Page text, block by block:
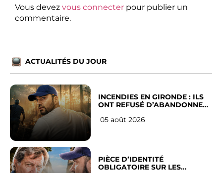
Vous devez vous connecter pour publier un
commentaire.
ACTUALITÉS DU JOUR
INCENDIES EN GIRONDE : ILS
ONT REFUSÉ D’ABANDONNER
05 août 2026
PIÈCE D’IDENTITÉ
OBLIGATOIRE SUR LES